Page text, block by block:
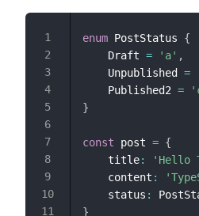
enum PostStatus {
    Draft
= 'a' ,
    Unpublished
=
    Published2
=
}
const post = {
    title
: 'Hello
    content
:
    status
:
}